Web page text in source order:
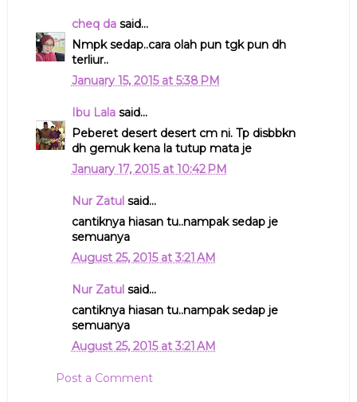
cheq dasaid...
Nmpk sedap..cara olah pun tgk pun dh
terliur..
January 15, 2015 at 5:38 PM
Ibu Lalasaid...
Peberet desert desert cm ni. Tp disbbkn
dh gemuk kena la tutup mata je
January 17, 2015 at 10:42 PM
Nur Zatulsaid...
cantiknya hiasan tu..nampak sedap je
semuanya
August 25, 2015 at 3:21 AM
Nur Zatulsaid...
cantiknya hiasan tu..nampak sedap je
semuanya
August 25, 2015 at 3:21 AM
Post a Comment